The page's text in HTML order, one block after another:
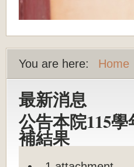
You are here: Home
最新消息
公告本院115
補結果